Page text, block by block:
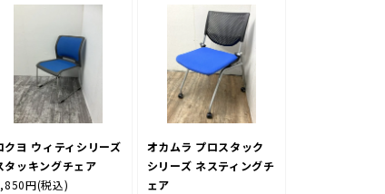
クヨ ウィティシリーズ
タッキングチェア
円(税込)
オカムラ プロスタック
シリーズ ネスティングチ
ェア